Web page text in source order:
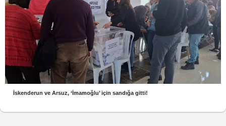
İskenderun ve Arsuz, ‘İmamoğlu’ için sandığa gitti!